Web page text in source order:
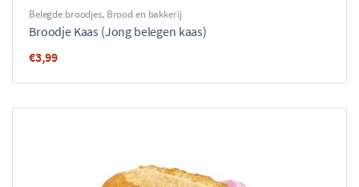
Belegde broodjes, Brood en bakkerij
Broodje Kaas (Jong belegen kaas)
€3,99